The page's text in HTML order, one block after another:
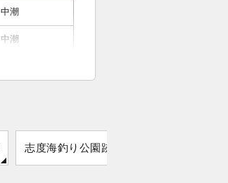
中潮
中潮
志度海釣り公園跡地